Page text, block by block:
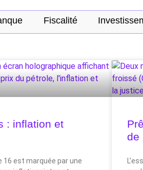
Fiscalité
: inflation et
16 est marquée par une
de